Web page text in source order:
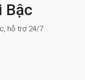
Bậc
hỗ trợ 24/7